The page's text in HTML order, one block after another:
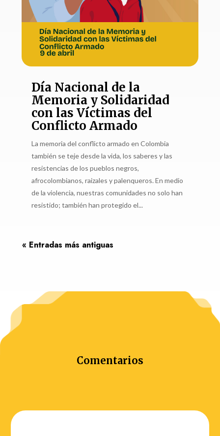
Día Nacional de la
Memoria y Solidaridad
con las Víctimas del
Conflicto Armado
La memoria del conflicto armado en Colombia
también se teje desde la vida, los saberes y las
resistencias de los pueblos negros,
afrocolombianos, raizales y palenqueros. En medio
de la violencia, nuestras comunidades no solo han
resistido; también han protegido el...
« Entradas más antiguas
Comentarios